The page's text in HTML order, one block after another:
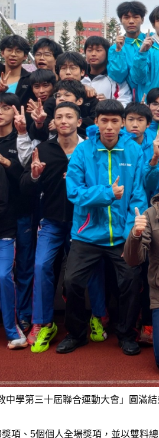
中學第三十屆聯合運動大會」圓滿
項、5個個人全場獎項，並以雙料